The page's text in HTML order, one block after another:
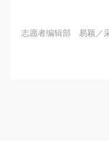
志愿者编辑部 易颖／
活动前，必须事先与
活动前，必须事先与
活动前，必须事先与